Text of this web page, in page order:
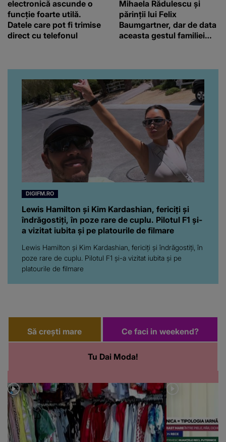
electronică ascunde o
funcție foarte utilă.
Datele care pot fi trimise
direct cu telefonul
Mihaela Rădulescu și
părinții lui Felix
Baumgartner, dar de data
aceasta gestul familiei
noastră! Fostei
prezentatoare nici că-i
vine să creadă că s-a
ajuns până aici, dar e
adevărat, au făcut-o și pe
asta! Și ce a ieșit la iveală
ar fi prea mult pentru
oricine: "Cu… mine, fata
româncă...”
DIGIFM.RO
Lewis Hamilton și Kim Kardashian, fericiți și
îndrăgostiți, în poze rare de cuplu. Pilotul F1 și-
a vizitat iubita și pe platourile de filmare
Lewis Hamilton și Kim Kardashian, fericiți și îndrăgostiți, în
poze rare de cuplu. Pilotul F1 și-a vizitat iubita și pe
platourile de filmare
Să crești mare
Tu Dai Moda!
Ce faci in weekend?